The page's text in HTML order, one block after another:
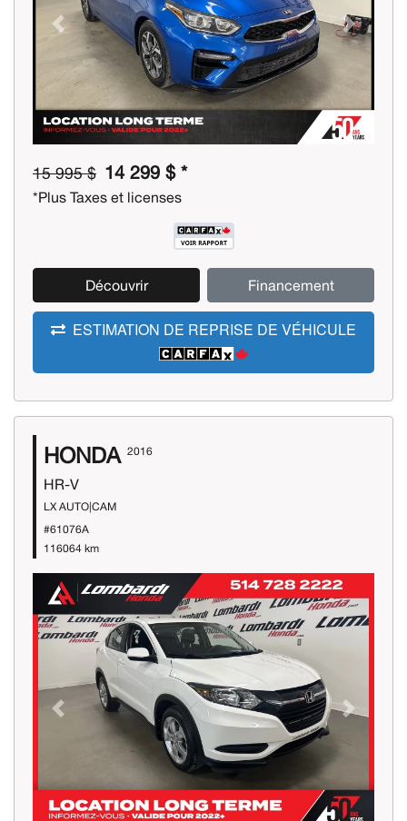
Previous Next
15 995 $ 14 299 $ *
*Plus Taxes et licenses
Découvrir Financement
ESTIMATION DE REPRISE DE VÉHICULE
HONDA 2016
HR-V
LX AUTO|CAM
#61076A
116064 km
Previous Next